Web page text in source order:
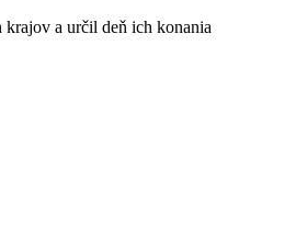
a určil deň ich konania